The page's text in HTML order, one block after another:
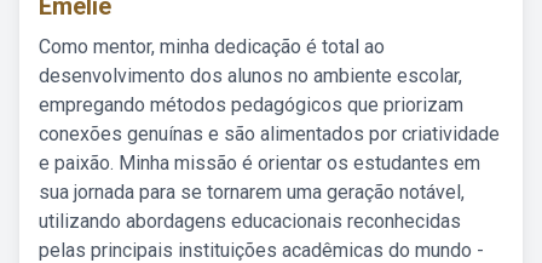
Emelie
Como mentor, minha dedicação é total ao
desenvolvimento dos alunos no ambiente escolar,
empregando métodos pedagógicos que priorizam
conexões genuínas e são alimentados por criatividade
e paixão. Minha missão é orientar os estudantes em
sua jornada para se tornarem uma geração notável,
utilizando abordagens educacionais reconhecidas
pelas principais instituições acadêmicas do mundo -